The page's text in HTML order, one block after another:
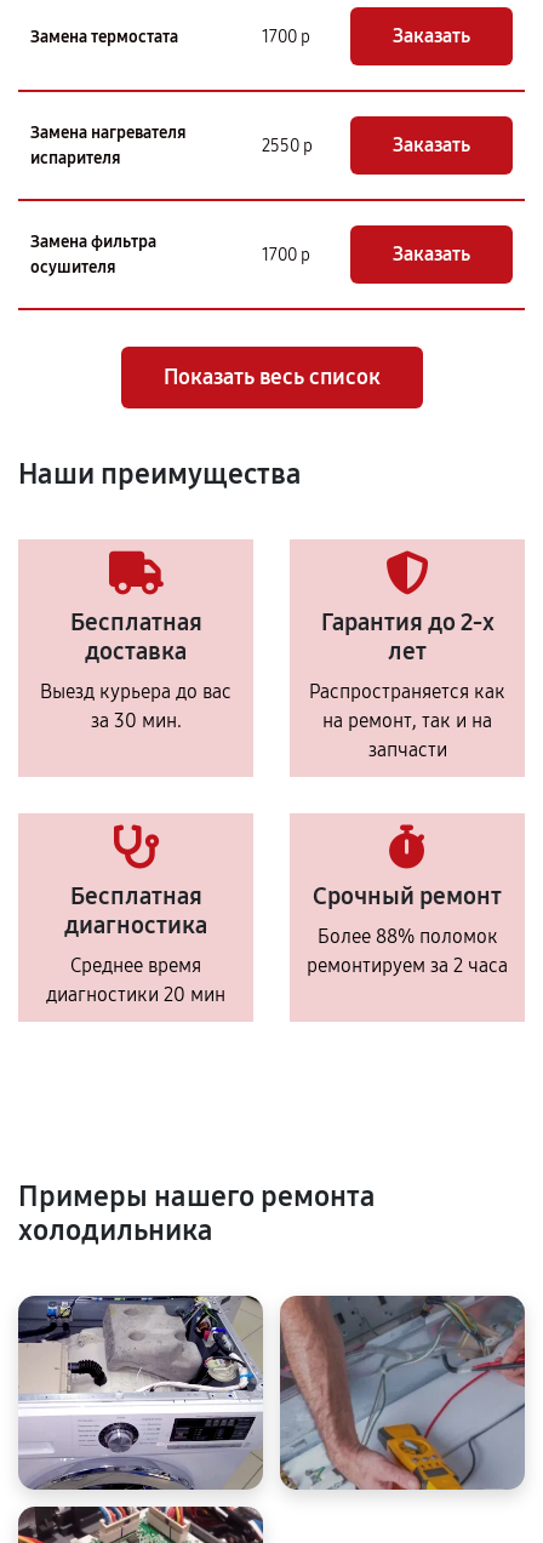
Замена термостата 1700 р Заказать
Замена нагревателя
испарителя
2550 р Заказать
Замена фильтра
осушителя
1700 р Заказать
Показать весь список
Наши преимущества
Бесплатная
доставка
Выезд курьера до вас
за 30 мин.
Гарантия до 2-х
лет
Распространяется как
на ремонт, так и на
запчасти
Бесплатная
диагностика
Среднее время
диагностики 20 мин
Срочный ремонт
Более 88% поломок
ремонтируем за 2 часа
Примеры нашего ремонта
холодильника